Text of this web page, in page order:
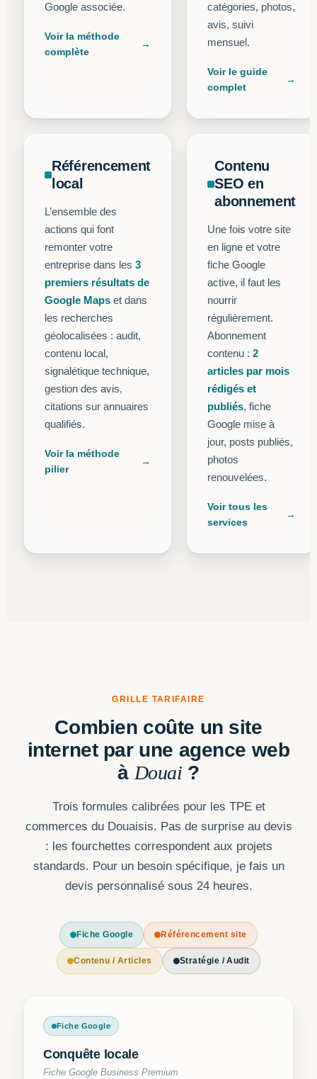
Google associée.
Voir la méthode
complète
catégories, photos,
avis, suivi
mensuel.
Voir le guide
complet
Référencement
local
L’ensemble des
actions qui font
remonter votre
entreprise dans les 3
premiers résultats de
Google Maps et dans
les recherches
géolocalisées : audit,
contenu local,
signalétique technique,
gestion des avis,
citations sur annuaires
qualifiés.
Voir la méthode
pilier
Contenu
SEO en
abonnement
Une fois votre site
en ligne et votre
fiche Google
active, il faut les
nourrir
régulièrement.
Abonnement
contenu :2
articles par mois
rédigés et
publiés, fiche
Google mise à
jour, posts publiés,
photos
renouvelées.
Voir tous les
services
GRILLE TARIFAIRE
Combien coûte un site
internet par une agence web
à Douai ?
Trois formules calibrées pour les TPE et
commerces du Douaisis. Pas de surprise au devis
: les fourchettes correspondent aux projets
standards. Pour un besoin spécifique, je fais un
devis personnalisé sous 24 heures.
Fiche Google Référencement site
Contenu / Articles Stratégie / Audit
Fiche Google
Conquête locale
Fiche Google Business Premium